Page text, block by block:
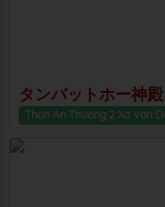
タンバットホー神殿
Thon An Thuong 2 Xa Van